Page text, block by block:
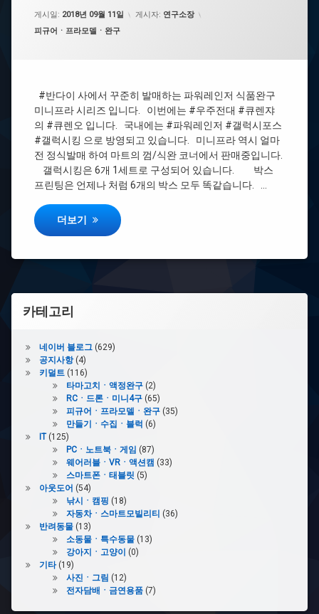
게시일: 2018년 09월 11일 게시자: 연구소장
카테고리:
피규어ㆍ프라모델ㆍ완구
#반다이 사에서 꾸준히 발매하는 파워레인저 식품완구
미니프라 시리즈 입니다. 이번에는 #우주전대 #큐렌쟈
의 #큐렌오 입니다. 국내에는 #파워레인저 #갤럭시포스
#갤럭시킹 으로 방영되고 있습니다. 미니프라 역시 얼마
전 정식발매 하여 마트의 껌/식완 코너에서 판매중입니다.
갤럭시킹은 6개 1세트로 구성되어 있습니다. 박스
프린팅은 언제나 처럼 6개의 박스 모두 똑같습니다. …
캘럭시킹 – 파워레인저 갤럭시포스 (우주전대 큐렌쟈)
더보기
#
이
#
전
#
마
파
워
럭
포
스
(우
주
대
렌
쟈)
기
세
카테고리
네이버 블로그(629)
공지사항(4)
키덜트(116)
타마고치ㆍ액정완구(2)
RCㆍ드론ㆍ미니4구(65)
피규어ㆍ프라모델ㆍ완구(35)
만들기ㆍ수집ㆍ블럭 (6)
IT(125)
PCㆍ노트북ㆍ게임 (87)
웨어러블ㆍVRㆍ액션캠 (33)
스마트폰ㆍ태블릿 (5)
아웃도어 (54)
낚시ㆍ캠핑 (18)
자동차ㆍ스마트모빌리티 (36)
반려동물(13)
소동물ㆍ특수동물(13)
강아지ㆍ고양이
(0)
기타(19)
사진ㆍ그림 (12)
전자담배ㆍ금연용품(7)